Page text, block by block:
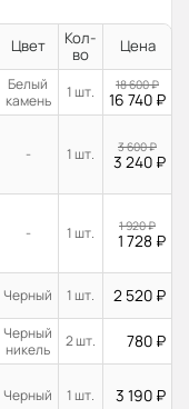
Цвет
Кол-
во
Цена
Белый
камень
1 шт. 18 600₽
16 740 ₽
- 1 шт. 3 600₽
3 240 ₽
- 1 шт. 1 920₽
1 728 ₽
Черный 1 шт. 2 520 ₽
Черный
никель
2 шт. 780 ₽
Черный 1 шт. 3 190 ₽